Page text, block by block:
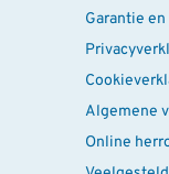
Garantie
Algemene
Online